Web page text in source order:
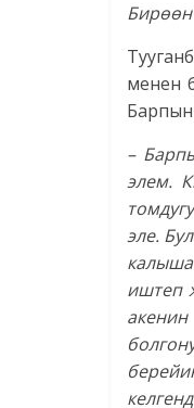
менен
–
элем.
эле.
иштеп